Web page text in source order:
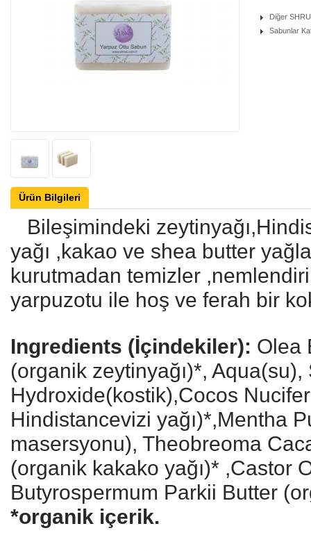
Diğer
Sabunlar
Ürün Bilgileri
Bileşimindeki
yağı ,kakao ve shea butter
kurutmadan temizler
yarpuzotu ile hoş ve ferah bir
Ingredients (İçindekiler): Olea
(organik zeytinyağı)*, Aqua(su),
Hydroxide(kostik),Cocos
Hindistancevizi yağı)*,Mentha
masersyonu), Theobreoma
(organik kakako yağı)* ,Castor
Butyrospermum Parkii Butter
*organik içerik.